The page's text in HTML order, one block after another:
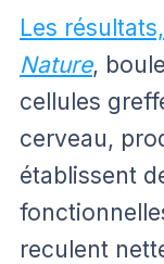
Les
Nature,
cellules
cerveau,
établissent
reculent